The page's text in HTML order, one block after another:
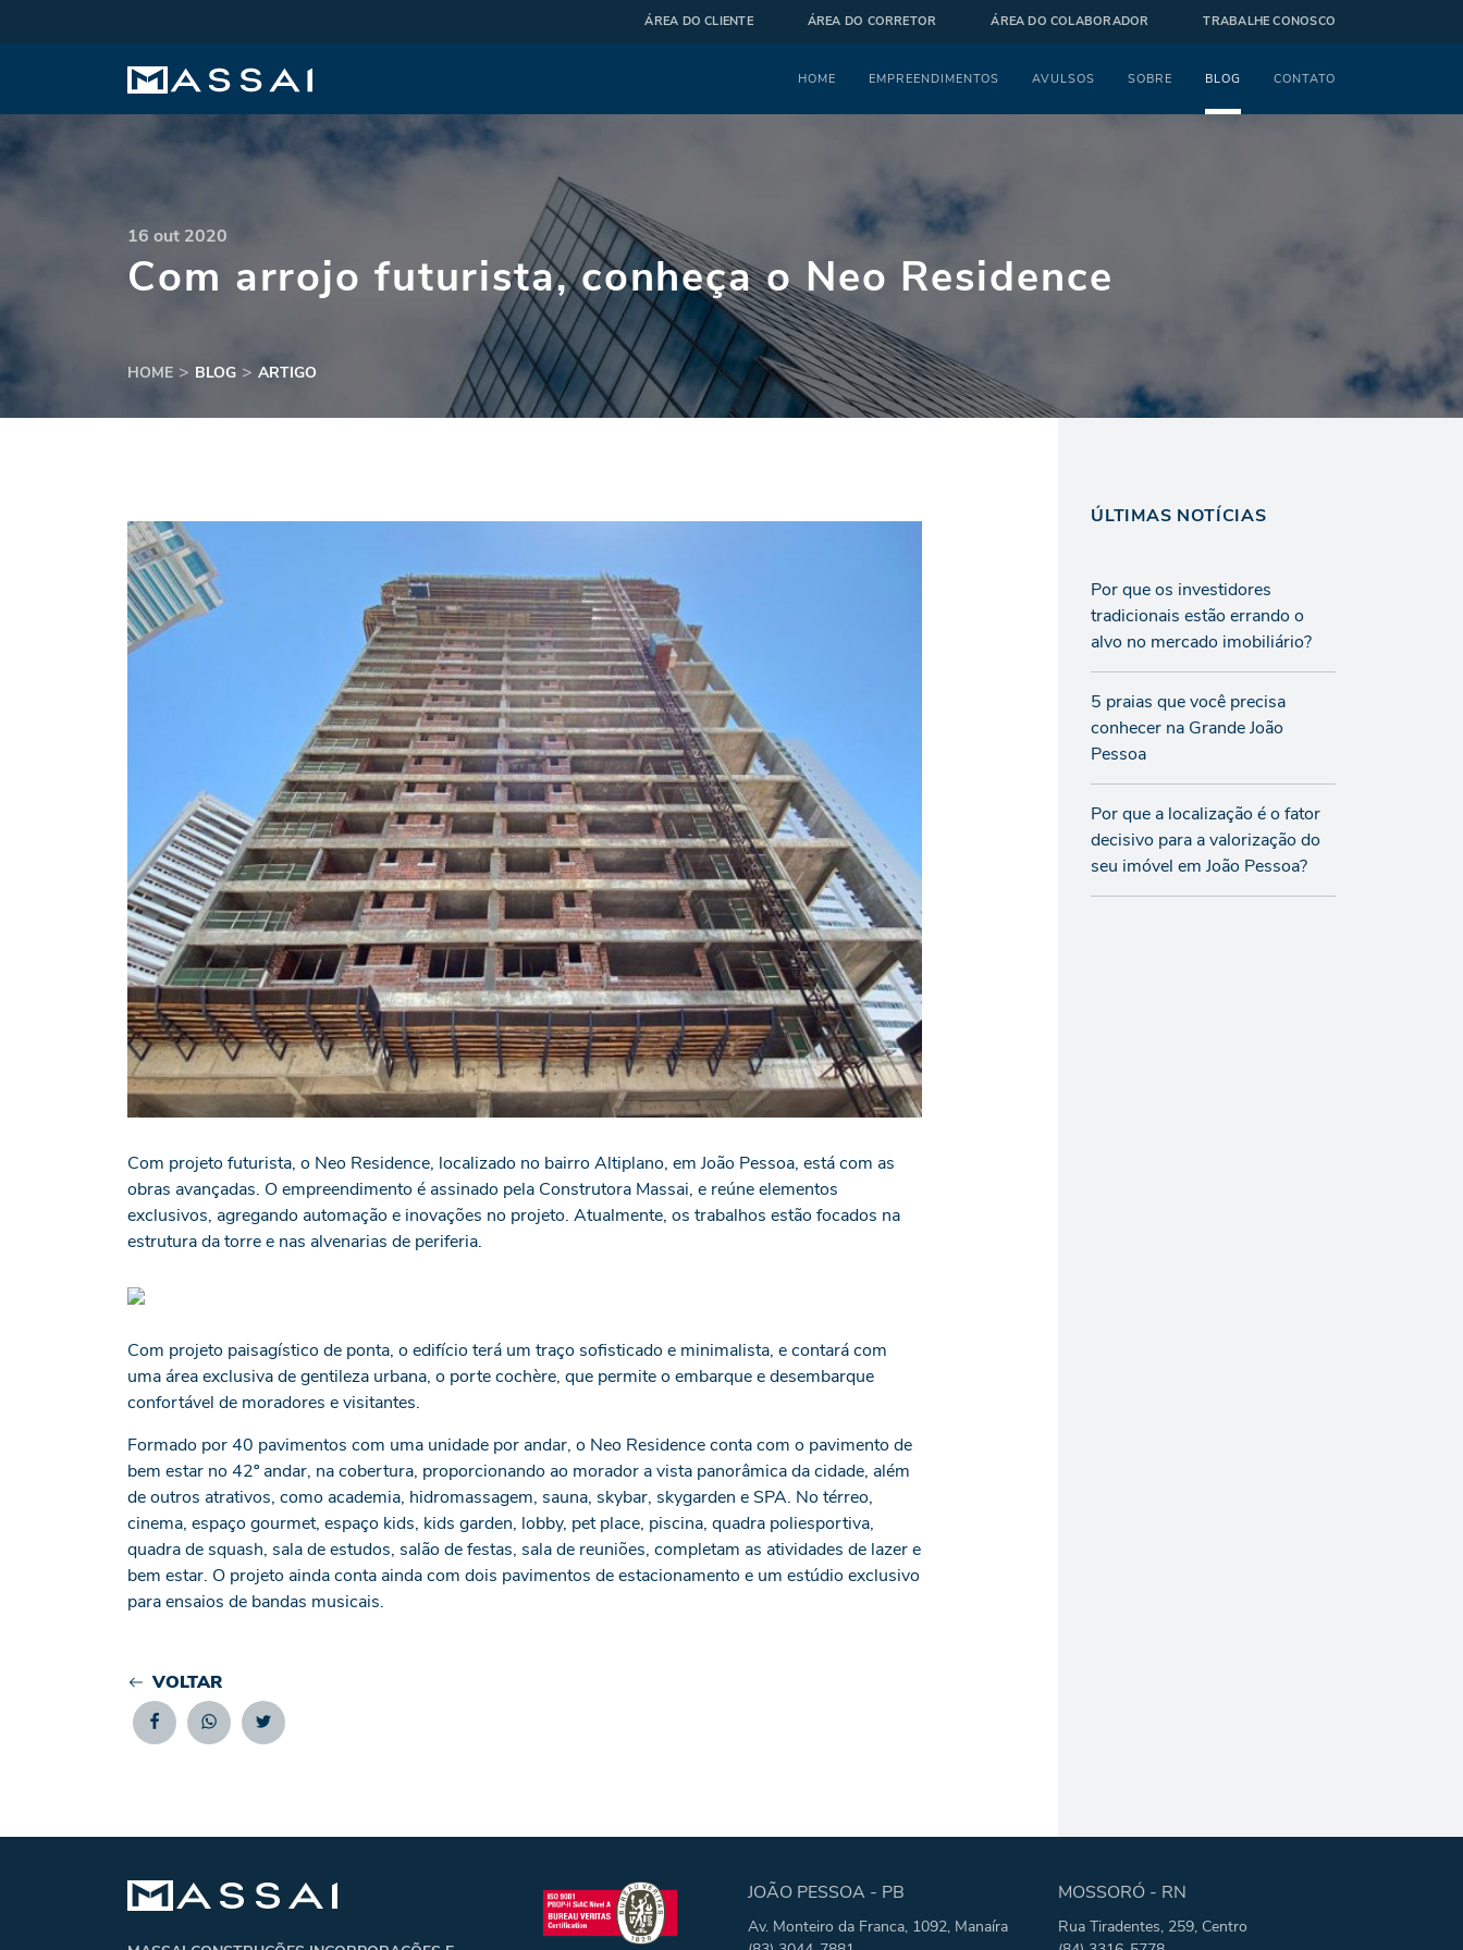
ÁREA DO CLIENTE ÁREA DO CORRETOR ÁREA DO COLABORADOR TRABALHE CONOSCO
Menu
HOME EMPREENDIMENTOS AVULSOS SOBRE BLOG CONTATO
16 out 2020
Com arrojo futurista, conheça o Neo Residence
HOME BLOG ARTIGO
Com projeto futurista, o Neo Residence, localizado no bairro Altiplano, em João Pessoa, está com as
obras avançadas. O empreendimento é assinado pela Construtora Massai, e reúne elementos
exclusivos, agregando automação e inovações no projeto. Atualmente, os trabalhos estão focados na
estrutura da torre e nas alvenarias de periferia.
Com projeto paisagístico de ponta, o edifício terá um traço sofisticado e minimalista, e contará com
uma área exclusiva de gentileza urbana, o porte cochère, que permite o embarque e desembarque
confortável de moradores e visitantes.
Formado por 40 pavimentos com uma unidade por andar, o Neo Residence conta com o pavimento de
bem estar no 42º andar, na cobertura, proporcionando ao morador a vista panorâmica da cidade, além
de outros atrativos, como academia, hidromassagem, sauna, skybar, skygarden e SPA. No térreo,
cinema, espaço gourmet, espaço kids, kids garden, lobby, pet place, piscina, quadra poliesportiva,
quadra de squash, sala de estudos, salão de festas, sala de reuniões, completam as atividades de lazer e
bem estar. O projeto ainda conta ainda com dois pavimentos de estacionamento e um estúdio exclusivo
para ensaios de bandas musicais.
VOLTAR
ÚLTIMAS NOTÍCIAS
Por que os investidores
tradicionais estão errando o
alvo no mercado imobiliário?
5 praias que você precisa
conhecer na Grande João
Pessoa
Por que a localização é o fator
decisivo para a valorização do
seu imóvel em João Pessoa?
FacebookWhatsappTwitter
JOÃO PESSOA - PB
Av. Monteiro da Franca, 1092, Manaíra
MOSSORÓ - RN
Rua Tiradentes, 259, Centro